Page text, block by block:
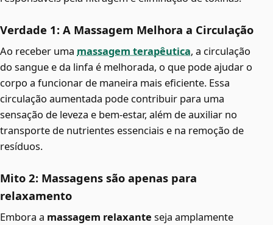
Verdade 1: A Massagem Melhora a Circulação
Ao receber uma massagem terapêutica, a circulação
do sangue e da linfa é melhorada, o que pode ajudar o
corpo a funcionar de maneira mais eficiente. Essa
circulação aumentada pode contribuir para uma
sensação de leveza e bem-estar, além de auxiliar no
transporte de nutrientes essenciais e na remoção de
resíduos.
Mito 2: Massagens são apenas para
relaxamento
Embora a massagem relaxante seja amplamente